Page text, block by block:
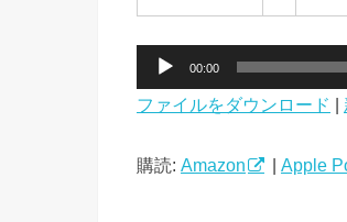
プ
ー
00:00
ファイルをダウンロード |
購読: Amazon | Apple